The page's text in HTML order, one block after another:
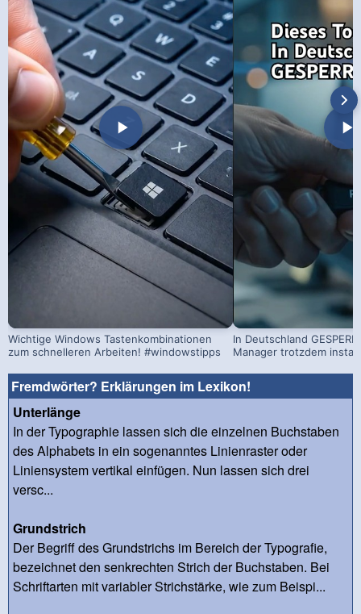
Wichtige Windows Tastenkombinationen
zum schnelleren Arbeiten! #windowstipps
In Deutschland
Manager trotzdem
Fremdwörter? Erklärungen im Lexikon!
Unterlänge
In der Typographie lassen sich die einzelnen Buchstaben
des Alphabets in ein sogenanntes Linienraster oder
Liniensystem vertikal einfügen. Nun lassen sich drei
versc...
Grundstrich
Der Begriff des Grundstrichs im Bereich der Typografie,
bezeichnet den senkrechten Strich der Buchstaben. Bei
Schriftarten mit variabler Strichstärke, wie zum Beispi...